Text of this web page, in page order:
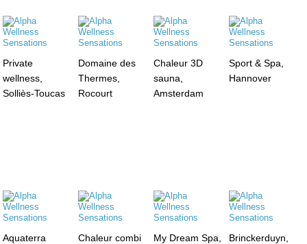
Private
wellness,
Solliès-Toucas
Domaine des
Thermes,
Rocourt
Chaleur 3D
sauna,
Amsterdam
Sport & Spa,
Hannover
Aquaterra
Chaleur combi
My Dream Spa,
Brinckerduyn,